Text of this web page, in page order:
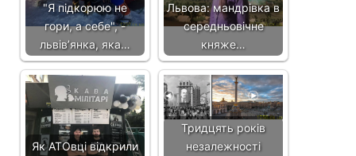
"Я підкорюю не
гори, а себе", -
львів’янка, яка…
Львова: мандрівка в
середньовічне
княже…
Як АТОвці відкрили
Тридцять років
незалежності